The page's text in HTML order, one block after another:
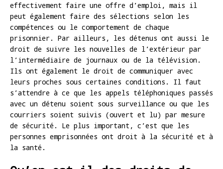
effectivement faire une offre d’emploi, mais il
peut également faire des sélections selon les
compétences ou le comportement de chaque
prisonnier. Par ailleurs, les détenus ont aussi le
droit de suivre les nouvelles de l’extérieur par
l’intermédiaire de journaux ou de la télévision.
Ils ont également le droit de communiquer avec
leurs proches sous certaines conditions. Il faut
s’attendre à ce que les appels téléphoniques passés
avec un détenu soient sous surveillance ou que les
courriers soient suivis (ouvert et lu) par mesure
de sécurité. Le plus important, c’est que les
personnes emprisonnées ont droit à la sécurité et à
la santé.